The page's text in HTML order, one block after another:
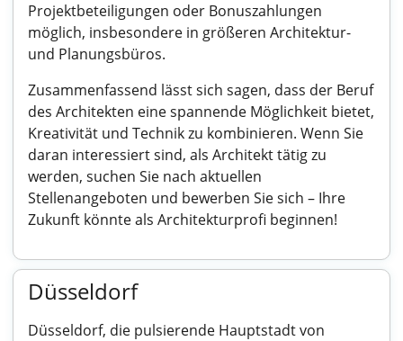
Projektbeteiligungen oder Bonuszahlungen
möglich, insbesondere in größeren Architektur-
und Planungsbüros.
Zusammenfassend lässt sich sagen, dass der Beruf
des Architekten eine spannende Möglichkeit bietet,
Kreativität und Technik zu kombinieren. Wenn Sie
daran interessiert sind, als Architekt tätig zu
werden, suchen Sie nach aktuellen
Stellenangeboten und bewerben Sie sich – Ihre
Zukunft könnte als Architekturprofi beginnen!
Düsseldorf
Düsseldorf, die pulsierende Hauptstadt von